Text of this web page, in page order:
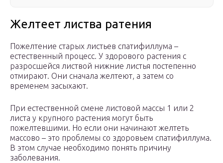
Желтеет листва ратения
Пожелтение старых листьев спатифиллума –
естественный процесс. У здорового растения с
разросшейся листвой нижние листья постепенно
отмирают. Они сначала желтеют, а затем со
временем засыхают.
При естественной смене листовой массы 1 или 2
листа у крупного растения могут быть
пожелтевшими. Но если они начинают желтеть
массово – это проблемы со здоровьем спатифиллума.
В этом случае необходимо понять причину
заболевания.